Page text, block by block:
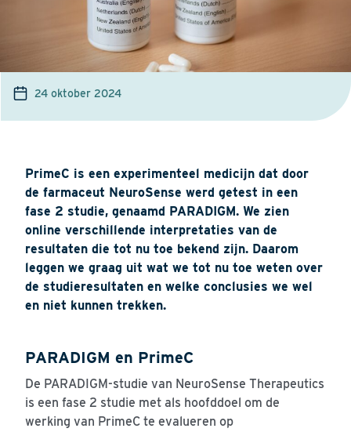
24 oktober 2024
PrimeC is een experimenteel medicijn dat door
de farmaceut NeuroSense werd getest in een
fase 2 studie, genaamd PARADIGM. We zien
online verschillende interpretaties van de
resultaten die tot nu toe bekend zijn. Daarom
leggen we graag uit wat we tot nu toe weten over
de studieresultaten en welke conclusies we wel
en niet kunnen trekken.
PARADIGM en PrimeC
De PARADIGM-studie van NeuroSense Therapeutics
is een fase 2 studie met als hoofddoel om de
werking van PrimeC te evalueren op